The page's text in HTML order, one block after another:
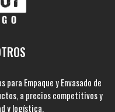
Empaque y Envasado de
a precios competitivos y
y logística.